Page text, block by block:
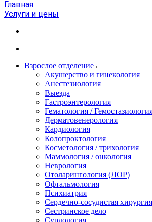
Главная
Услуги и цены
Взрослое отделение
Акушерство и гинекология
Анестезиология
Выезда
Гастроэнтерология
Гематология /
Дерматовенерология
Кардиология
Колопроктология
Косметология / трихология
Маммология / онкология
Неврология
Отоларингология (ЛОР)
Офтальмология
Психиатрия
Сердечно-сосудистая
Сестринское дело
Сурдология